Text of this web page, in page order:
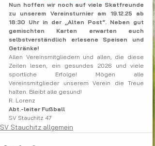
Nun hoffen wir noch auf viele Skatfreunde
zu unserem Vereinsturnier am 19.12.25 ab
18:30 Uhr in der „Alten Post“. Neben gut
gemischten Karten erwarten euch
selbstverständlich erlesene Speisen und
Getränke!
Allen Vereinsmitgliedern und allen, die diese
Zeilen lesen, ein gesundes 2026 und viele
sportliche Erfolge! Mögen alle
Vereinsmitglieder unserem Verein die Treue
halten. Bleibt alle gesund!
R. Lorenz
Abt.-leiter Fußball
SV Stauchitz 47
SV Stauchitz allgemein